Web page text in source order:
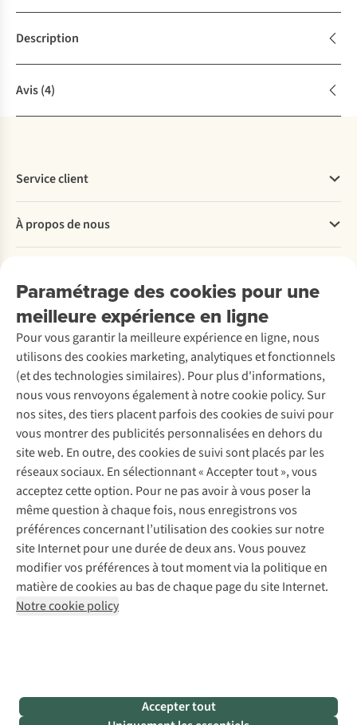
Description
Avis(4)
Paramétrage des cookies pour une
meilleure expérience en ligne
Pour vous garantir la meilleure expérience en ligne, nous
utilisons des cookies marketing, analytiques et fonctionnels
(et des technologies similaires). Pour plus d'informations,
nous vous renvoyons également à notre cookie policy. Sur
nos sites, des tiers placent parfois des cookies de suivi pour
vous montrer des publicités personnalisées en dehors du
site web. En outre, des cookies de suivi sont placés par les
réseaux sociaux. En sélectionnant « Accepter tout », vous
acceptez cette option. Pour ne pas avoir à vous poser la
même question à chaque fois, nous enregistrons vos
préférences concernant l’utilisation des cookies sur notre
site Internet pour une durée de deux ans. Vous pouvez
modifier vos préférences à tout moment via la politique en
matière de cookies au bas de chaque page du site Internet.
Notre cookie policy
Accepter tout
Service client
Commander
Payer
Retourner
Rétractation d'une commande
Entretien & réparations
Garantie
Contactez-nous
À propos de nous
Entreprise responsable
À propos d’Ayacucho
Nos magasins
À propos d’A.S.Adventure
Déclaration d'accessibilité
Location / Location sports d’hiver
Seconde-main
Entretien de ski
Service de lavage
Entretien de chaussures
Réparation de chaussures
Réparation de vêtements
Retouches
Pour les entreprises
Découvrez
A.S.Magazine
Explore Camp
Expertise & conseils
Abonnez-vous à la newsletter
Suivez-nous
Mentions légales
Politique de confidentialité
Conditions générales
Cookie Policy